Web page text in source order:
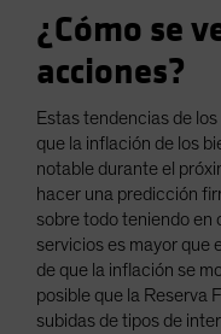
¿Cómo se
acciones?
Estas tendencias de
que la inflación de los
notable durante el
hacer una predicción
sobre todo teniendo en
servicios es mayor que
de que la inflación se
posible que la Reserva
subidas de tipos de